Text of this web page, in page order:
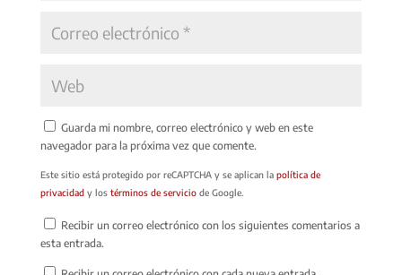
Guarda mi nombre, correo electrónico y web en este
navegador para la próxima vez que comente.
Este sitio está protegido por reCAPTCHA y se aplican la política de
privacidady los términos de serviciode Google.
Recibir un correo electrónico con los siguientes comentarios a
esta entrada.